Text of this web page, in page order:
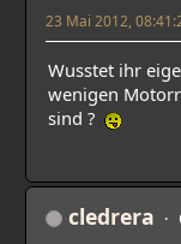
23 Mai 2012,
Wusstet ihr
wenigen
sind ?
cledrera